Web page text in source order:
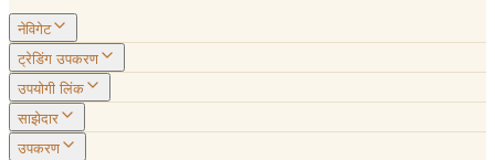
नेविगेट
ट्रेडिंग उपकरण
उपयोगी लिंक
साझेदार
उपकरण